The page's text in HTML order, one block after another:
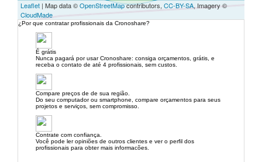
Leaflet | Map data ©OpenStreetMapcontributors, CC-BY-SA, Imagery ©
CloudMade
¿Por que contratar profissionais da Cronoshare?
É grátis
Nunca pagará por usar Cronoshare: consiga orçamentos, grátis, e
receba o contato de até 4 profissionais, sem custos.
Compare preços de de sua região.
Do seu computador ou smartphone, compare orçamentos para seus
projetos e serviços, sem compromisso.
Contrate com confiança.
Você pode ler opiniões de outros clientes e ver o perfil dos
profissionais para obter mais informacões.